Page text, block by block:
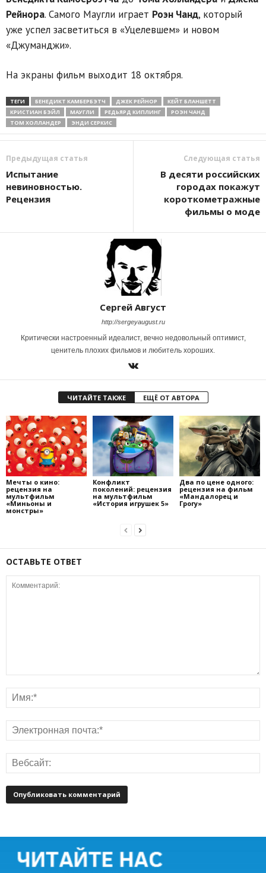
Рейнора. Самого Маугли играет Роэн Чанд, который
уже успел засветиться в «Уцелевшем» и новом
«Джуманджи».
На экраны фильм выходит 18 октября.
ТЕГИ БЕНЕДИКТ КАМБЕРБЭТЧ ДЖЕК РЕЙНОР
КЕЙТ БЛАНШЕТТ
КРИСТИАН БЭЙЛ
МАУГЛИ РЕДЬЯРД КИПЛИНГ
РОЭН ЧАНД
ТОМ ХОЛЛАНДЕР
ЭНДИ СЕРКИС
Предыдущая статья
Испытание
невиновностью.
Рецензия
Следующая статья
В десяти российских
городах покажут
короткометражные
фильмы о моде
Сергей Август
http://sergeyaugust.ru
Критически настроенный идеалист, вечно недовольный оптимист,
ценитель плохих фильмов и любитель хороших.
ЧИТАЙТЕ ТАКЖЕ ЕЩЁ ОТ АВТОРА
Мечты о кино:
рецензия на
мультфильм
«Миньоны и
монстры»
Конфликт
поколений: рецензия
на мультфильм
«История игрушек 5»
Два по цене одного:
рецензия на фильм
«Мандалорец и
Грогу»
ОСТАВЬТЕ ОТВЕТ